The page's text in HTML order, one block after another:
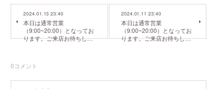
2024.01.13 23:40
本日は通常営業
（9:00~20:00）となってお
ります。ご来店お待ちし…
2024.01.11 23:40
本日は通常営業
（9:00~20:00）となってお
ります。ご来店お待ちし…
0コメント